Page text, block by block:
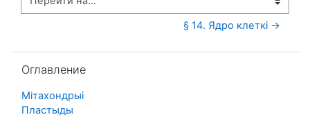
Перейти на...
§ 14. Ядро клеткі →
Оглавление
Мітахондрыі
Пластыды